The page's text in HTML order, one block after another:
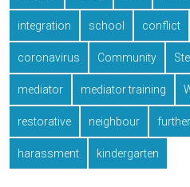
integration school conflict
coronavirus Community
mediator mediator training
restorative neighbour
harassment kindergarten